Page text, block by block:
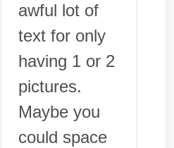
awful lot of
text for only
having 1 or 2
pictures.
Maybe you
could space